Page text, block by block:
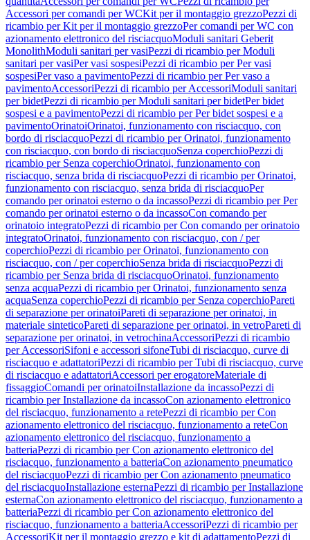
Accessori per comandi per WCKit per il montaggio grezzoPezzi di
ricambio per Kit per il montaggio grezzoPer comandi per WC con
azionamento elettronico del risciacquoModuli sanitari Geberit
MonolithModuli sanitari per vasiPezzi di ricambio per Moduli
sanitari per vasiPer vasi sospesiPezzi di ricambio per Per vasi
sospesiPer vaso a pavimentoPezzi di ricambio per Per vaso a
pavimentoAccessoriPezzi di ricambio per AccessoriModuli sanitari
per bidetPezzi di ricambio per Moduli sanitari per bidetPer bidet
sospesi e a pavimentoPezzi di ricambio per Per bidet sospesi e a
pavimentoOrinatoiOrinatoi, funzionamento con risciacquo, con
bordo di risciacquoPezzi di ricambio per Orinatoi, funzionamento
con risciacquo, con bordo di risciacquoSenza coperchioPezzi di
ricambio per Senza coperchioOrinatoi, funzionamento con
risciacquo, senza brida di risciacquoPezzi di ricambio per Orinatoi,
funzionamento con risciacquo, senza brida di risciacquoPer
comando per orinatoi esterno o da incassoPezzi di ricambio per Per
comando per orinatoi esterno o da incassoCon comando per
orinatoio integratoPezzi di ricambio per Con comando per orinatoio
integratoOrinatoi, funzionamento con risciacquo, con / per
coperchioPezzi di ricambio per Orinatoi, funzionamento con
risciacquo, con / per coperchioSenza brida di risciacquoPezzi di
ricambio per Senza brida di risciacquoOrinatoi, funzionamento
senza acquaPezzi di ricambio per Orinatoi, funzionamento senza
acquaSenza coperchioPezzi di ricambio per Senza coperchioPareti
di separazione per orinatoiPareti di separazione per orinatoi, in
materiale sinteticoPareti di separazione per orinatoi, in vetroPareti di
separazione per orinatoi, in vetrochinaAccessoriPezzi di ricambio
per AccessoriSifoni e accessori sifoneTubi di risciacquo, curve di
risciacquo e adattatoriPezzi di ricambio per Tubi di risciacquo, curve
di risciacquo e adattatoriAccessori per erogatoreMateriale di
fissaggioComandi per orinatoiInstallazione da incassoPezzi di
ricambio per Installazione da incassoCon azionamento elettronico
del risciacquo, funzionamento a retePezzi di ricambio per Con
azionamento elettronico del risciacquo, funzionamento a reteCon
azionamento elettronico del risciacquo, funzionamento a
batteriaPezzi di ricambio per Con azionamento elettronico del
risciacquo, funzionamento a batteriaCon azionamento pneumatico
del risciacquoPezzi di ricambio per Con azionamento pneumatico
del risciacquoInstallazione esternaPezzi di ricambio per Installazione
esternaCon azionamento elettronico del risciacquo, funzionamento a
batteriaPezzi di ricambio per Con azionamento elettronico del
risciacquo, funzionamento a batteriaAccessoriPezzi di ricambio per
AccessoriKit per il montaggio grezzo e kit di adattamentoPezzi di